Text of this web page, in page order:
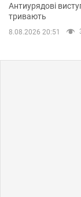
Антиурядові
тривають
8.08.2026 20:51